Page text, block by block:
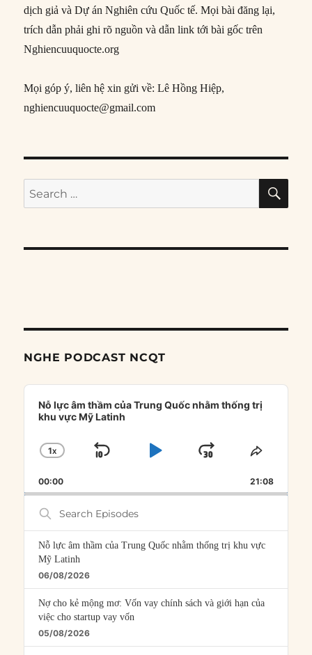
dịch giả và Dự án Nghiên cứu Quốc tế. Mọi bài đăng lại,
trích dẫn phải ghi rõ nguồn và dẫn link tới bài gốc trên
Nghiencuuquocte.org
Mọi góp ý, liên hệ xin gửi về: Lê Hồng Hiệp,
nghiencuuquocte@gmail.com
Search
for:
NGHE PODCAST NCQT
Audio
Player
Nỗ lực âm thầm của Trung Quốc nhằm thống trị
khu vực Mỹ Latinh
CHANGE
RATE
1X
SKIP
PLAYJUMP
FORWARD
SHARE
00:00 21:08
Search
Episodes
Nỗ lực âm thầm của Trung Quốc nhằm thống trị khu vực
Mỹ Latinh
06/08/2026
Nợ cho kẻ mộng mơ: Vốn vay chính sách và giới hạn của
việc cho startup vay vốn
05/08/2026